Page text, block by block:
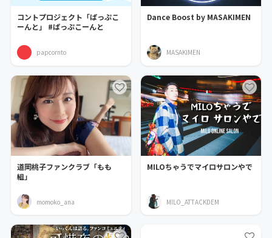
コントプロジェクト「ぱっぷこ
ーんと」 #ぱっぷこーんと
papcornto
Dance Boost by MASAKIMEN
MASAKIMEN
道岡桃子ファンクラブ「もも
組」
momoko_ana
MILOちゃうでマイロサロンやで
MILO_ATTACKDEM